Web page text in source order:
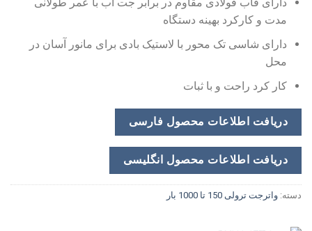
دارای قاب فولادی مقاوم در برابر جت آب با عمر طولانی
مدت و کارکرد بهینه دستگاه
دارای شاسی تک محور با لاستیک بادی برای مانور آسان در
محل
کار کرد راحت و با ثبات
دریافت اطلاعات محصول فارسی
دریافت اطلاعات محصول انگلیسی
دسته: واترجت ترولی 150 تا 1000 بار